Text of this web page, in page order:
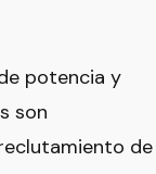
potencia y
son
de